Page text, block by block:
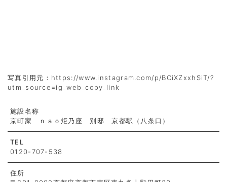
写真引用元：https://www.instagram.com/p/BCiXZxxhSiT/?
utm_source=ig_web_copy_link
施設名称
京町家 ｎａｏ炬乃座 別邸 京都駅（八条口）
TEL
0120-707-538
住所